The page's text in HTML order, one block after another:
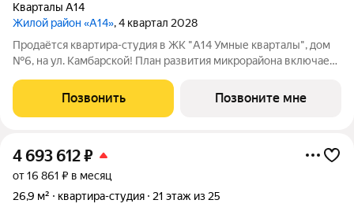
Кварталы А14
Жилой район «А14», 4 квартал 2028
Продаётся квартира-студия в ЖК "А14 Умные кварталы", дом
№6, на ул. Камбарской! План развития микрорайона включает
сада на 105 и 200 мест каждый. Рядом расположены: школа
№74, детские сады №№278 и
Позвонить Позвоните мне
4 693 612₽
от 16 861 ₽ в месяц
26,9 м²
квартира-студия 21 этаж из 25